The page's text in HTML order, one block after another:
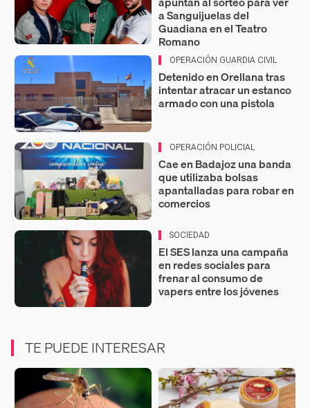
a Sanguijuelas del
Guadiana en el Teatro
Romano
OPERACIÓN GUARDIA CIVIL
Detenido en Orellana tras
intentar atracar un estanco
armado con una pistola
OPERACIÓN POLICIAL
Cae en Badajoz una banda
que utilizaba bolsas
apantalladas para robar en
comercios
SOCIEDAD
El SES lanza una campaña
en redes sociales para
frenar al consumo de
vapers entre los jóvenes
TE PUEDE INTERESAR